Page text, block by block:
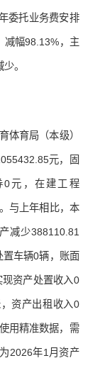
委托业务费安排
减幅98.13%，主
。
体育局（本级）
元，固
0元，在建工程
与上年相比，本
减少388110.81
置车辆0辆，账面
资产处置收入0
资产出租收入0
用精准数据，需
2026年1月资产